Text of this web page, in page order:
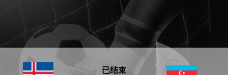
已结束